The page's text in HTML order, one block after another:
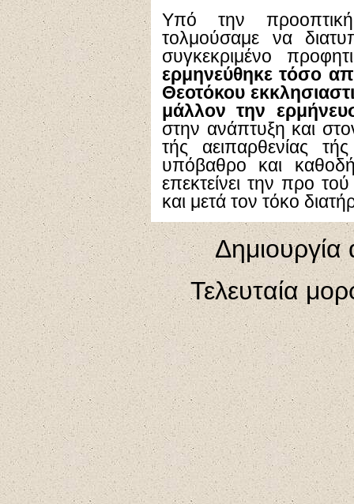
Υπό την
τολμούσαμε να
συγκεκριμένο
ερμηνεύθηκε τόσο
Θεοτόκου
μάλλον την
στην ανάπτυξη και
τής αειπαρθενίας
υπόβαθρο και
επεκτείνει την προ
και μετά τον τόκο
Τελευταία